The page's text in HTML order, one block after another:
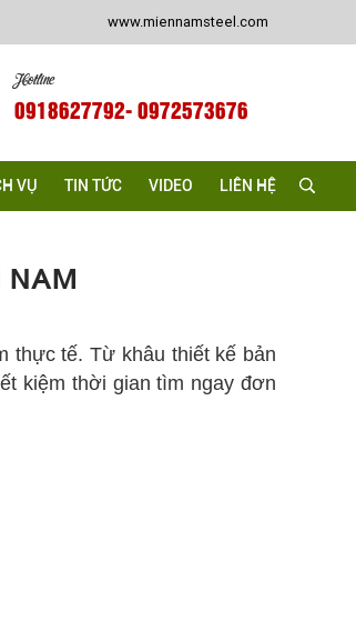
www.miennamsteel.com
Hotline
0918627792- 0972573676
VỤ TIN TỨC VIDEO LIÊN HỆ
NAM
thực tế. Từ khâu thiết kế bản
kiệm thời gian tìm ngay đơn